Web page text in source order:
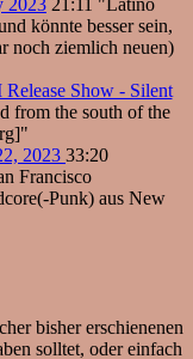
könnte besser sein,
noch ziemlich neuen)
Show - Silent
from the south of the
2023 33:20
Francisco
Punk) aus New
bisher erschienenen
solltet, oder einfach